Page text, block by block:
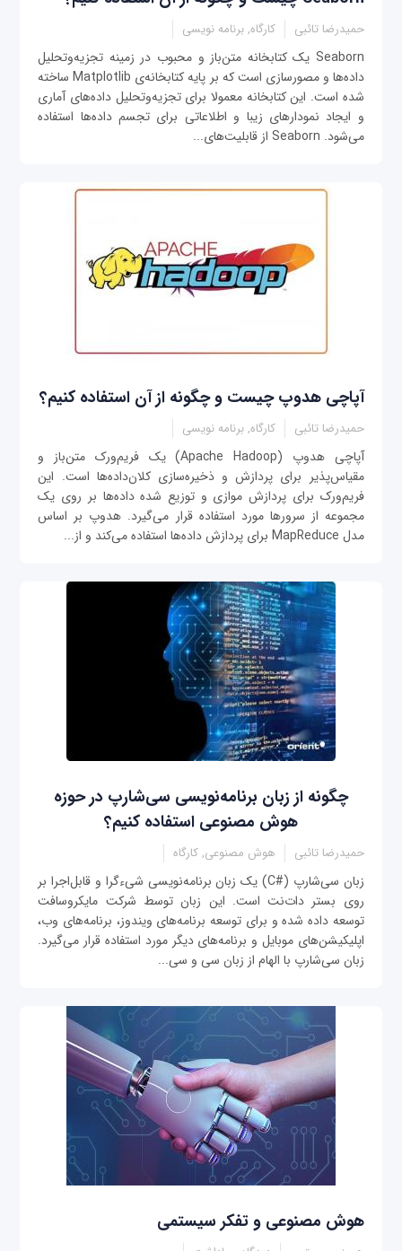
حمیدرضا تائبی کارگاه, برنامه نویسی
Seaborn یک کتابخانه متن‌باز و محبوب در زمینه تجزیه‌وتحلیل
داده‌ها و مصورسازی است که بر پایه کتابخانه‌ی Matplotlib ساخته
شده است. این کتابخانه معمولا برای تجزیه‌وتحلیل داده‌های آماری
و ایجاد نمودارهای زیبا و اطلاعاتی برای تجسم داده‌ها استفاده
می‌شود. Seaborn از قابلیت‌های...
آپاچی هدوپ چیست و چگونه از آن استفاده کنیم؟
حمیدرضا تائبی کارگاه, برنامه نویسی
آپاچی هدوپ (Apache Hadoop) یک فریم‌ورک متن‌باز و
مقیاس‌پذیر برای پردازش و ذخیره‌سازی کلان‌داده‌ها است. این
فریم‌ورک برای پردازش موازی و توزیع شده داده‌ها بر روی یک
مجموعه از سرورها مورد استفاده قرار می‌گیرد. هدوپ بر اساس
مدل MapReduce برای پردازش داده‌ها استفاده می‌کند و از...
چگونه از زبان برنامه‌نویسی سی‌شارپ در حوزه
هوش مصنوعی استفاده کنیم؟
حمیدرضا تائبی هوش مصنوعی, کارگاه
زبان سی‌شارپ (#C) یک زبان برنامه‌نویسی شی‌ءگرا و قابل‌اجرا بر
روی بستر دات‌نت است. این زبان توسط شرکت مایکروسافت
توسعه داده شده و برای توسعه برنامه‌های ویندوز، برنامه‌های وب،
اپلیکیشن‌های موبایل و برنامه‌های دیگر مورد استفاده قرار می‌گیرد.
زبان سی‌شارپ با الهام از زبان سی و سی‌...
هوش مصنوعی و تفکر سیستمی